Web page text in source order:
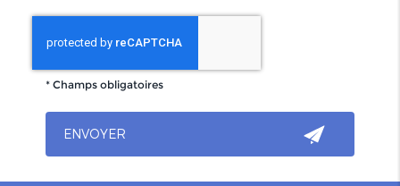
* Champs obligatoires